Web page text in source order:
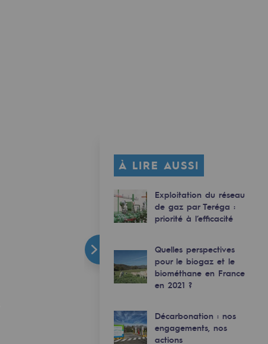
À LIRE AUSSI
Exploitation du réseau
de gaz par Teréga :
priorité à l’efficacité
Quelles perspectives
pour le biogaz et le
biométhane en France
en 2021 ?
Décarbonation : nos
engagements, nos
actions